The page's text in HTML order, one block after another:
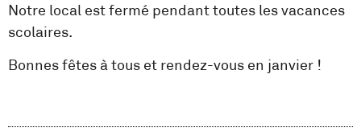
Notre local est fermé pendant toutes les vacances
scolaires.
Bonnes fêtes à tous et rendez-vous en janvier !